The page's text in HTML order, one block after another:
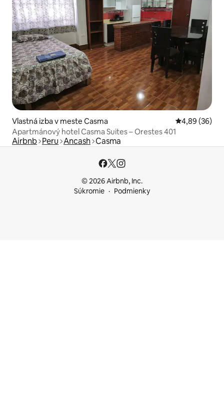
Vlastná izba v meste Casma Priemerné
4,89 (36)
Apartmánový hotel Casma Suites – Orestes 401
Airbnb Peru Ancash Casma
© 2026 Airbnb, Inc.
Súkromie
Podmienky